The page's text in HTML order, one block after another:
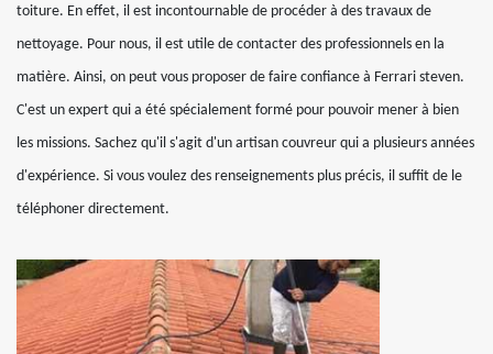
toiture. En effet, il est incontournable de procéder à des travaux de
nettoyage. Pour nous, il est utile de contacter des professionnels en la
matière. Ainsi, on peut vous proposer de faire confiance à Ferrari steven.
C'est un expert qui a été spécialement formé pour pouvoir mener à bien
les missions. Sachez qu'il s'agit d'un artisan couvreur qui a plusieurs années
d'expérience. Si vous voulez des renseignements plus précis, il suffit de le
téléphoner directement.